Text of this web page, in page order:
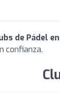
de Pádel
confianza.